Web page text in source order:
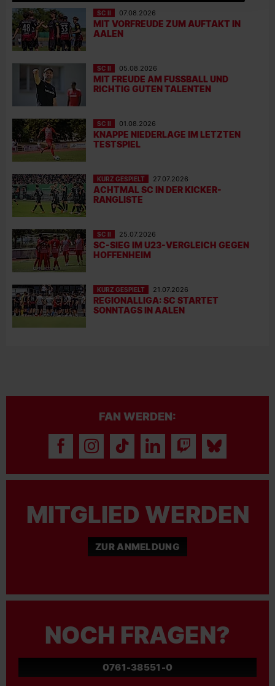
SC II 07.08.2026
MIT VORFREUDE ZUM AUFTAKT IN
AALEN
SC II 05.08.2026
MIT FREUDE AM FUSSBALL UND R
ICHTIG GUTEN TALENTEN
SC II 01.08.2026
KNAPPE NIEDERLAGE IM LETZTEN
TESTSPIEL
KURZ GESPIELT 27.07.2026
ACHTMAL SC IN DER KICKER-
RANGLISTE
SC II 25.07.2026
SC-SIEG IM U23-VERGLEICH GEGEN
HOFFENHEIM
KURZ GESPIELT 21.07.2026
REGIONALLIGA: SC STARTET
SONNTAGS IN AALEN
FAN WERDEN:
MITGLIED WERDEN
ZUR ANMELDUNG
NOCH FRAGEN?
0761-38551-0